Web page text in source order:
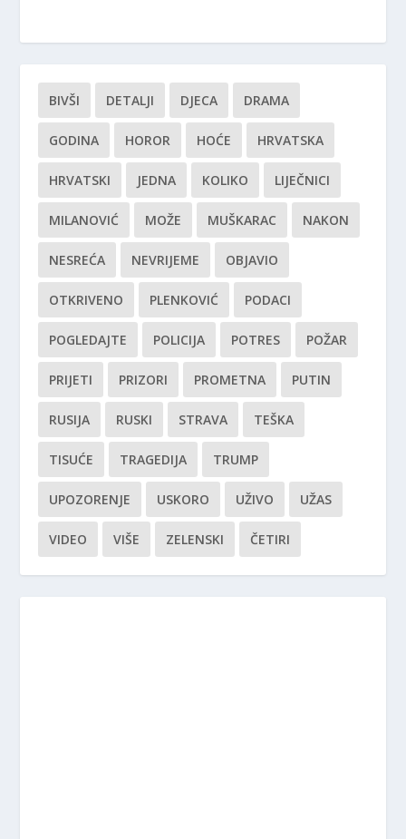
BIVŠI DETALJI DJECA DRAMA
GODINA HOROR HOĆE HRVATSKA
HRVATSKI JEDNA KOLIKO LIJEČNICI
MILANOVIĆ MOŽE MUŠKARAC NAKON
NESREĆA NEVRIJEME OBJAVIO
OTKRIVENO PLENKOVIĆ PODACI
POGLEDAJTE POLICIJA POTRES POŽAR
PRIJETI PRIZORI PROMETNA PUTIN
RUSIJA RUSKI STRAVA TEŠKA
TISUĆE TRAGEDIJA TRUMP
UPOZORENJE USKORO UŽIVO UŽAS
VIDEO VIŠE ZELENSKI ČETIRI